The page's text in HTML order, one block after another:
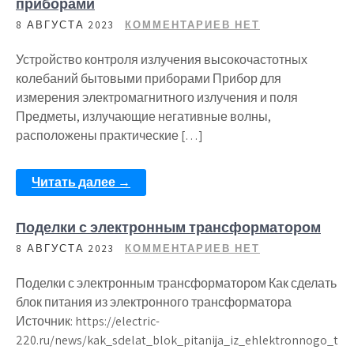
8 АВГУСТА 2023 КОММЕНТАРИЕВ НЕТ
Устройство контроля излучения высокочастотных
колебаний бытовыми приборами Прибор для
измерения электромагнитного излучения и поля
Предметы, излучающие негативные волны,
расположены практические […]
Читать далее →
Поделки с электронным трансформатором
8 АВГУСТА 2023 КОММЕНТАРИЕВ НЕТ
Поделки с электронным трансформатором Как сделать
блок питания из электронного трансформатора
Источник: https://electric-
220.ru/news/kak_sdelat_blok_pitanija_iz_ehlektronnogo_t